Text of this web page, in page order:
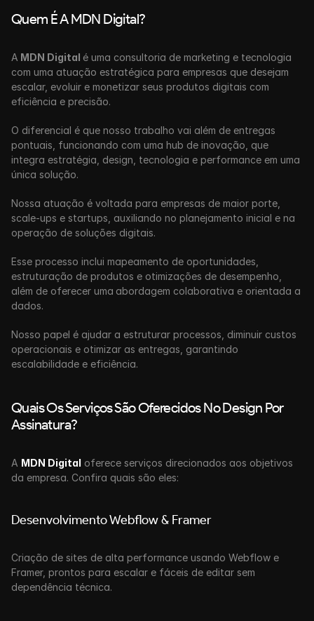
Quem É A MDN Digital?
A MDN Digital é uma consultoria de marketing e tecnologia
com uma atuação estratégica para empresas que desejam
escalar, evoluir e monetizar seus produtos digitais com
eficiência e precisão.
O diferencial é que nosso trabalho vai além de entregas
pontuais, funcionando com uma hub de inovação, que
integra estratégia, design, tecnologia e performance em uma
única solução.
Nossa atuação é voltada para empresas de maior porte,
scale-ups e startups, auxiliando no planejamento inicial e na
operação de soluções digitais.
Esse processo inclui mapeamento de oportunidades,
estruturação de produtos e otimizações de desempenho,
além de oferecer uma abordagem colaborativa e orientada a
dados.
Nosso papel é ajudar a estruturar processos, diminuir custos
operacionais e otimizar as entregas, garantindo
escalabilidade e eficiência.
Quais Os Serviços São Oferecidos No Design Por
Assinatura?
A MDN Digital oferece serviços direcionados aos objetivos
da empresa. Confira quais são eles:
Desenvolvimento Webflow & Framer
Criação de sites de alta performance usando Webflow e
Framer, prontos para escalar e fáceis de editar sem
dependência técnica.